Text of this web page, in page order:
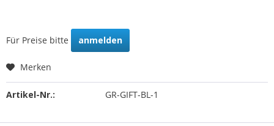
Für Preise bitte anmelden
Merken
Artikel-Nr.: GR-GIFT-BL-1